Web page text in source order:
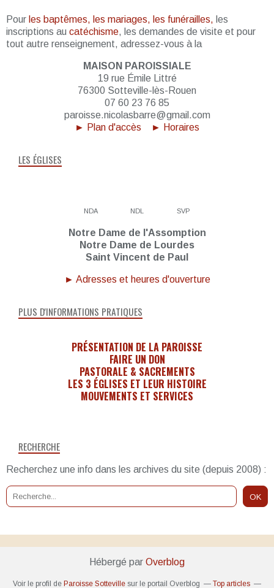
RECHERCHE
Recherchez une info dans les archives du site (depuis 2008) :
Pour les baptêmes, les mariages, les funérailles, les
inscriptions au catéchisme, les demandes de visite et pour
tout autre renseignement, adressez-vous à la
MAISON PAROISSIALE
19 rue Émile Littré
76300 Sotteville-lès-Rouen
07 60 23 76 85
paroisse.nicolasbarre@gmail.com
► Plan d'accès
► Horaires
LES ÉGLISES
NDA NDL SVP
Notre Dame de l'Assomption
Notre Dame de Lourdes
Saint Vincent de Paul
► Adresses et heures d'ouverture
PLUS D'INFORMATIONS PRATIQUES
PRÉSENTATION DE LA PAROISSE
FAIRE UN DON
PASTORALE & SACREMENTS
LES 3 ÉGLISES ET LEUR HISTOIRE
MOUVEMENTS ET SERVICES
Hébergé par Overblog
Voir le profil de Paroisse Sotteville sur le portail Overblog Top articles